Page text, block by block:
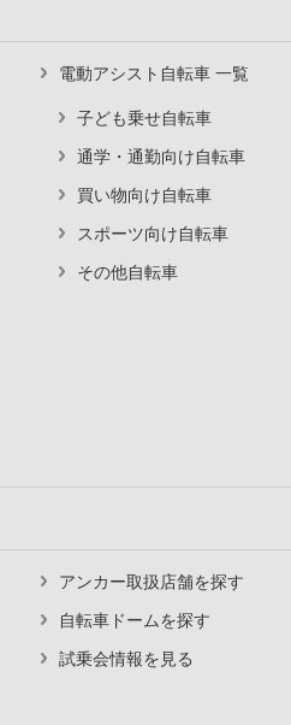
電動アシスト自転車 一覧
子ども乗せ自転車
通学・通勤向け自転車
買い物向け自転車
スポーツ向け自転車
その他自転車
アンカー取扱店舗を探す
自転車ドームを探す
試乗会情報を見る